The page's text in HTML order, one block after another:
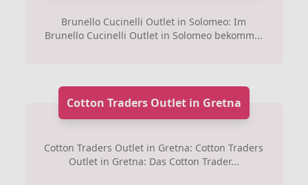
Brunello Cucinelli Outlet in Solomeo: Im
Brunello Cucinelli Outlet in Solomeo bekomm...
Cotton Traders Outlet in Gretna
Cotton Traders Outlet in Gretna: Cotton Traders
Outlet in Gretna: Das Cotton Trader...